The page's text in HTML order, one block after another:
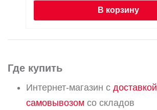
В корзину
Где купить
Интернет-магазин с доставкой
самовывозом со складов